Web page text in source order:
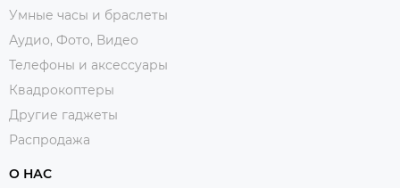
Умные часы и браслеты
Аудио, Фото, Видео
Телефоны и аксессуары
Квадрокоптеры
Другие гаджеты
Распродажа
О НАС